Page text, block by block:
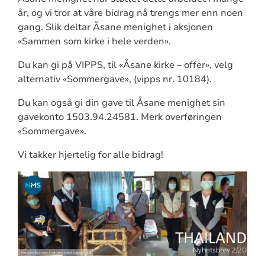
år, og vi tror at våre bidrag nå trengs mer enn noen
gang. Slik deltar Åsane menighet i aksjonen
«Sammen som kirke i hele verden».
Du kan gi på VIPPS, til «Åsane kirke – offer», velg
alternativ «Sommergave», (vipps nr. 10184).
Du kan også gi din gave til Åsane menighet sin
gavekonto 1503.94.24581. Merk overføringen
«Sommergave».
Vi takker hjertelig for alle bidrag!